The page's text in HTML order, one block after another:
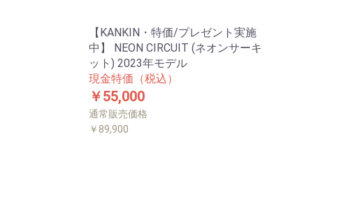
【KANKIN・特価/プレゼント実施
中】 NEON CIRCUIT (ネオンサーキ
ット) 2023年モデル
現金特価（税込）
￥55,000
通常販売価格
￥89,900